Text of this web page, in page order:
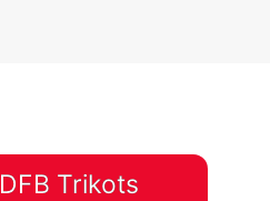
DFB Trikots